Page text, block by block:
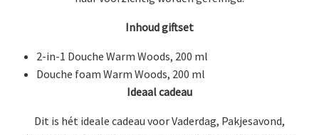
Inhoud giftset
2-in-1 Douche Warm Woods, 200 ml
Douche foam Warm Woods, 200 ml
Ideaal cadeau
Dit is hét ideale cadeau voor Vaderdag, Pakjesavond,